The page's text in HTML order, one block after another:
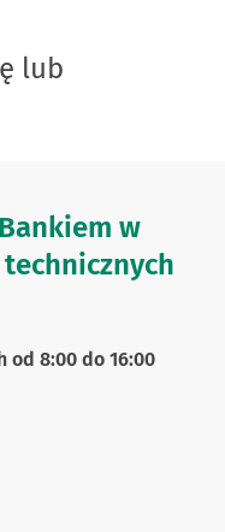
lub
w
od 8:00 do 16:00